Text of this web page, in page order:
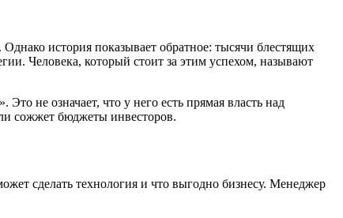
история показывает обратное: тысячи блестящих
Человека, который стоит за этим успехом, называют
не означает, что у него есть прямая власть над
сожжет бюджеты инвесторов.
сделать технология и что выгодно бизнесу. Менеджер